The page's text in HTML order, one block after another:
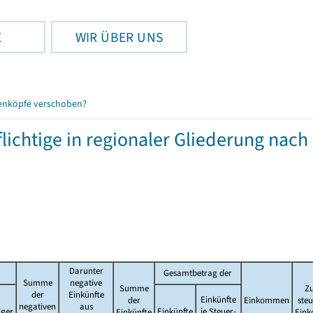
WIR ÜBER UNS
verschoben?
in regionaler Gliederung
Summe
der
negativen
Darunter
negative
Einkünfte
aus
Summe
der
Gesamtbetrag der
Einkommen
Einkünfte